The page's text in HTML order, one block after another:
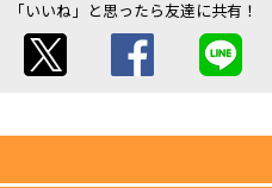
「いいね」と思ったら友達に共有！